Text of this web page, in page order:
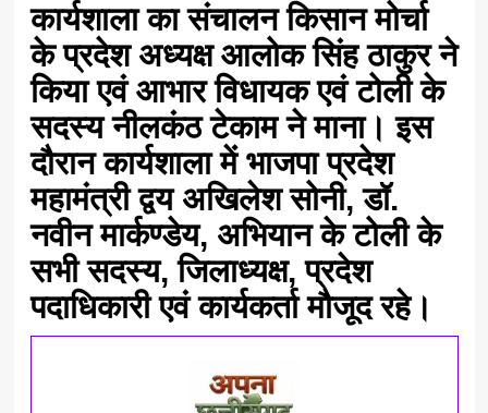
कार्यशाला का संचालन किसान मोर्चा
के प्रदेश अध्यक्ष आलोक सिंह ठाकुर ने
किया एवं आभार विधायक एवं टोली के
सदस्य नीलकंठ टेकाम ने माना। इस
दौरान कार्यशाला में भाजपा प्रदेश
महामंत्री द्वय अखिलेश सोनी, डॉ.
नवीन मार्कण्डेय, अभियान के टोली के
सभी सदस्य, जिलाध्यक्ष, प्रदेश
पदाधिकारी एवं कार्यकर्ता मौजूद रहे।